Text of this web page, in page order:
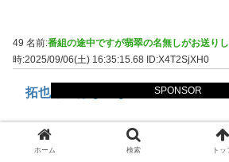
SPONSOR
49 名前:番組の途中ですが翡翠の名無しがお送り
時:2025/09/06(土) 16:35:15.68 ID:X4T2SjXH0
拓也さんはなんなの
50 名前: 番組の途中ですが翡翠の名無しがお送りし
ホーム 検索 トッ